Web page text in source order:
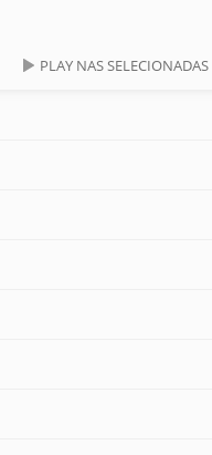
PLAY NAS SELECIONADAS